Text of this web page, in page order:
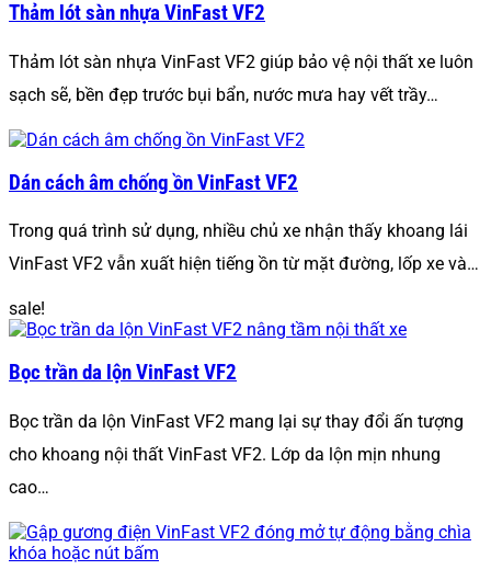
Thảm lót sàn nhựa VinFast VF2
Thảm lót sàn nhựa VinFast VF2 giúp bảo vệ nội thất xe luôn
sạch sẽ, bền đẹp trước bụi bẩn, nước mưa hay vết trầy…
Dán cách âm chống ồn VinFast VF2
Trong quá trình sử dụng, nhiều chủ xe nhận thấy khoang lái
VinFast VF2 vẫn xuất hiện tiếng ồn từ mặt đường, lốp xe và…
sale!
Bọc trần da lộn VinFast VF2
Bọc trần da lộn VinFast VF2 mang lại sự thay đổi ấn tượng
cho khoang nội thất VinFast VF2. Lớp da lộn mịn nhung
cao…